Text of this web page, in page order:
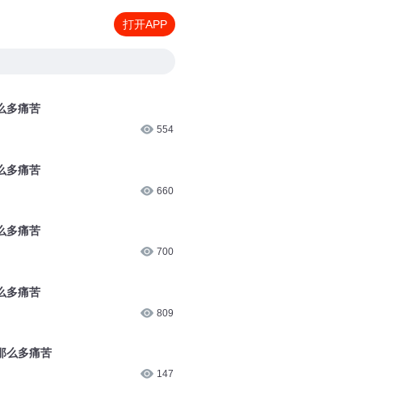
打开APP
多痛苦
554
多痛苦
660
多痛苦
700
多痛苦
809
么多痛苦
147